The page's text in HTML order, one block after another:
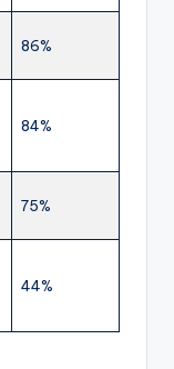
86%
84%
75%
44%